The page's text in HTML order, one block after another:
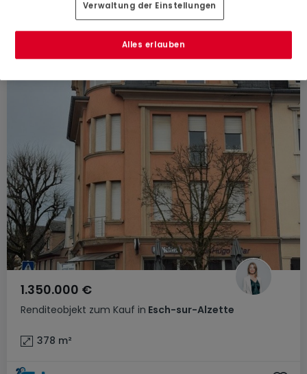
Renditeobjekt zum Kauf in Esch-sur-Alzette
1.350.000 €
378 m²
Verwaltung der Einstellungen
Alles erlauben